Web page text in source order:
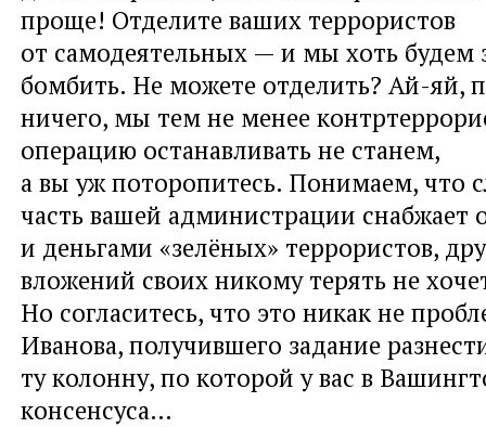
проще! Отделите ваших террористов
от самодеятельных — и мы хоть будем
бомбить. Не можете отделить? Ай-яй,
ничего, мы тем не менее
операцию останавливать не станем,
а вы уж поторопитесь. Понимаем, что
часть вашей администрации снабжает
и деньгами «зелёных» террористов,
вложений своих никому терять не
Но согласитесь, что это никак не
Иванова, получившего задание
ту колонну, по которой у вас в
консенсуса…